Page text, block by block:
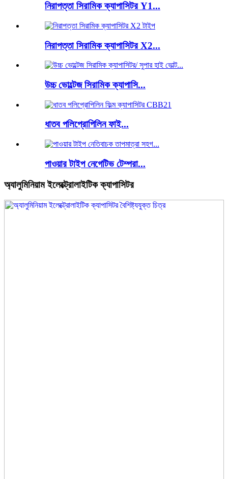
নিরাপত্তা সিরামিক ক্যাপাসিটর Y1...
নিরাপত্তা সিরামিক ক্যাপাসিটর X2...
উচ্চ ভোল্টেজ সিরামিক ক্যাপাসি...
ধাতব পলিপ্রোপিলিন ফাই...
পাওয়ার টাইপ নেগেটিভ টেম্পরা...
অ্যালুমিনিয়াম ইলেক্ট্রোলাইটিক ক্যাপাসিটর